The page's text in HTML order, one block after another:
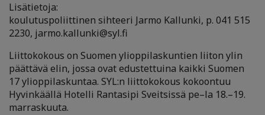
Lisätietoja:
koulutuspoliittinen sihteeri Jarmo Kallunki, p. 041 515
2230, jarmo.kallunki@syl.fi
Liittokokous on Suomen ylioppilaskuntien liiton ylin
päättävä elin, jossa ovat edustettuina kaikki Suomen
17 ylioppilaskuntaa. SYL:n liittokokous kokoontuu
Hyvinkäällä Hotelli Rantasipi Sveitsissä pe–la 18.–19.
marraskuuta.